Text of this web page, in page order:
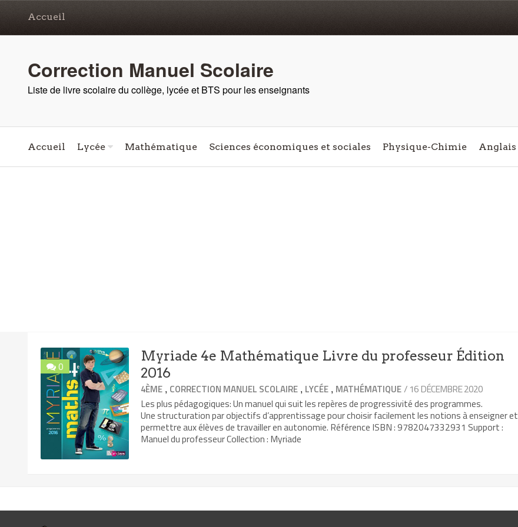
Accueil
Correction Manuel Scolaire
Liste de livre scolaire du collège, lycée et BTS pour les enseignants
Accueil Lycée Mathématique Sciences économiques et sociales Physique-Chimie Anglais
0
Myriade 4e Mathématique Livre du professeur Édition
2016
4ÈME , CORRECTION MANUEL SCOLAIRE , LYCÉE , MATHÉMATIQUE/ 16 DÉCEMBRE 2020
Les plus pédagogiques: Un manuel qui suit les repères de progressivité des programmes.
Une structuration par objectifs d’apprentissage pour choisir facilement les notions à enseigner et
permettre aux élèves de travailler en autonomie. Référence ISBN : 9782047332931 Support :
Manuel du professeur Collection : Myriade